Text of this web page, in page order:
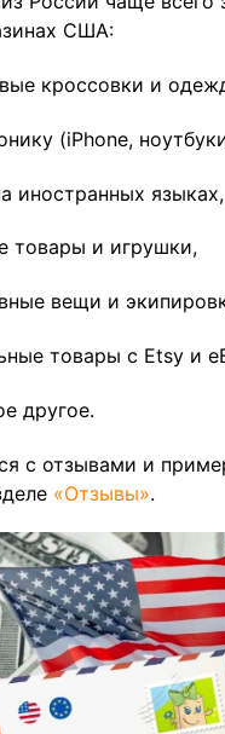
США:
кроссовки и
(iPhone,
иностранных языках,
товары и игрушки,
вещи и
товары с Etsy и
другое.
с отзывами и
«Отзывы».